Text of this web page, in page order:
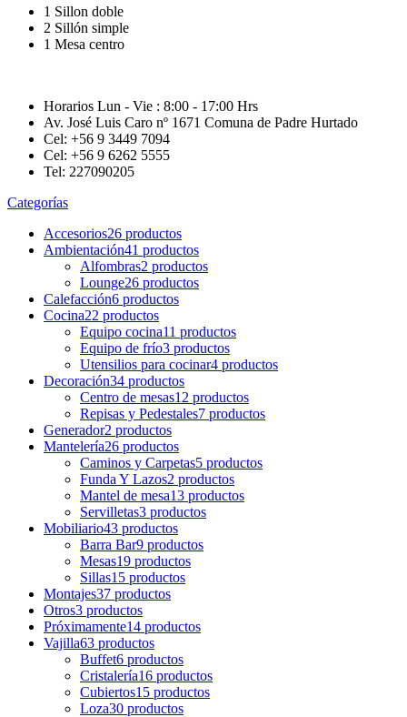
cantidad
1 Sillon doble
2 Sillón simple
1 Mesa centro
Horarios Lun - Vie : 8:00 - 17:00 Hrs
Av. José Luis Caro nº 1671 Comuna de Padre Hurtado
Cel: +56 9 3449 7094
Cel: +56 9 6262 5555
Tel: 227090205
Categorías
Accesorios26 productos
Ambientación41 productos
Alfombras2 productos
Lounge26 productos
Calefacción6 productos
Cocina22 productos
Equipo cocina11 productos
Equipo de frío3 productos
Utensilios para cocinar4 productos
Decoración34 productos
Centro de mesas12 productos
Repisas y Pedestales7 productos
Generador2 productos
Mantelería26 productos
Caminos y Carpetas5 productos
Funda Y Lazos2 productos
Mantel de mesa13 productos
Servilletas3 productos
Mobiliario43 productos
Barra Bar9 productos
Mesas19 productos
Sillas15 productos
Montajes37 productos
Otros3 productos
Próximamente14 productos
Vajilla63 productos
Buffet6 productos
Cristalería16 productos
Cubiertos15 productos
Loza30 productos